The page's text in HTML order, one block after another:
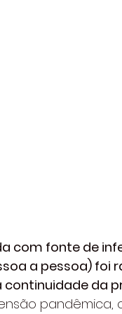
com fonte de
a pessoa) foi
continuidade da
pandêmica,